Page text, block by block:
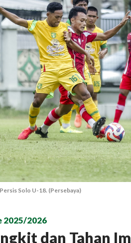
Solo U-18. (Persebaya)
2025/2026
dan Tahan